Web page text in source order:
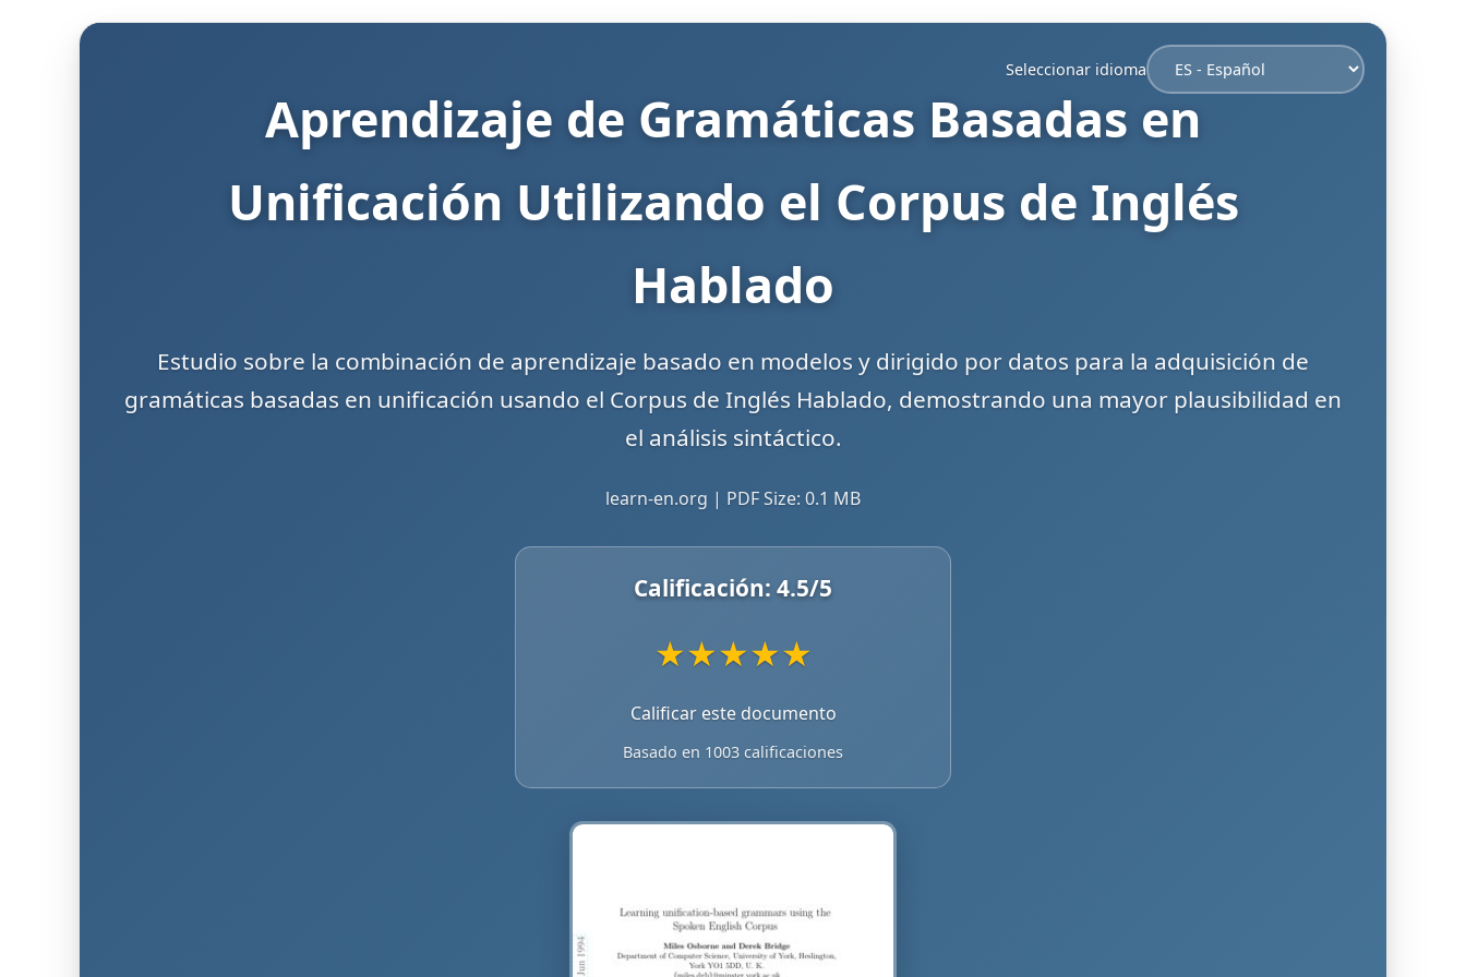
Seleccionar idioma
Aprendizaje de Gramáticas Basadas en
Unificación Utilizando el Corpus de Inglés
Hablado
Estudio sobre la combinación de aprendizaje basado en modelos y dirigido por datos para la adquisición de
gramáticas basadas en unificación usando el Corpus de Inglés Hablado, demostrando una mayor plausibilidad en
el análisis sintáctico.
learn-en.org | PDF Size: 0.1 MB
Calificación: 4.5/5
★★★★★
Calificar este documento
Basado en 1003 calificaciones